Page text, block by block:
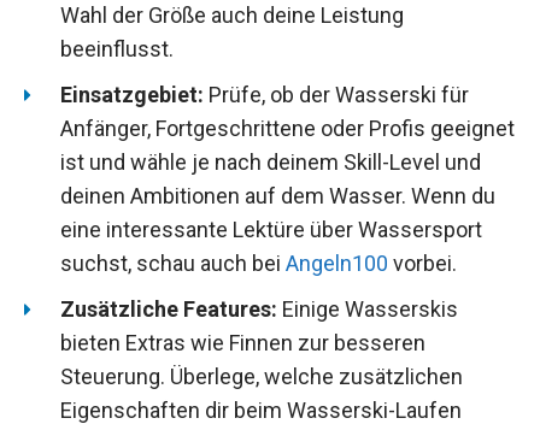
Wahl der Größe auch deine Leistung
beeinflusst.
Einsatzgebiet: Prüfe, ob der Wasserski für
Anfänger, Fortgeschrittene oder Profis geeignet
ist und wähle je nach deinem Skill-Level und
deinen Ambitionen auf dem Wasser. Wenn du
eine interessante Lektüre über Wassersport
suchst, schau auch bei Angeln100 vorbei.
Zusätzliche Features: Einige Wasserskis
bieten Extras wie Finnen zur besseren
Steuerung. Überlege, welche zusätzlichen
Eigenschaften dir beim Wasserski-Laufen